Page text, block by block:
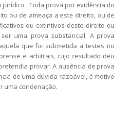
jurídico. Toda prova por evidência do
ou de ameaça a este direito, ou de
ou extintivos deste direito ou
uma prova substancial. A prova
que foi submetida a testes no
e arbitrais, cujo resultado deu
provar. A ausência de prova
de uma dúvida razoável, é motivo
uma condenação.